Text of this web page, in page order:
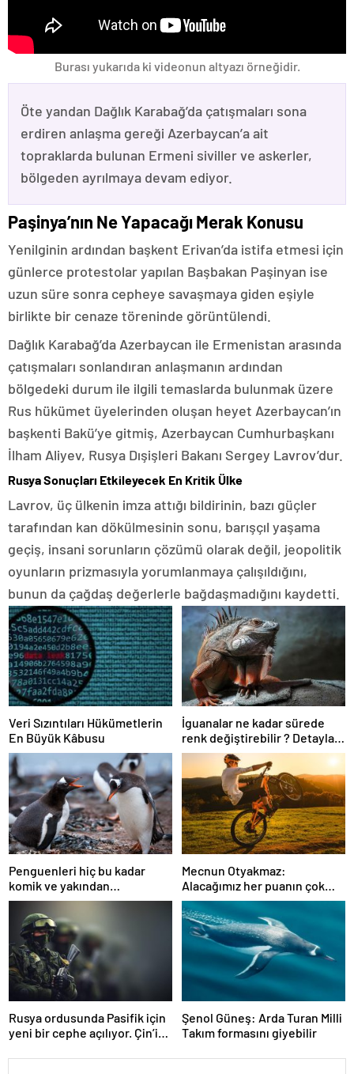
Burası yukarıda ki videonun altyazı örneğidir.
Öte yandan Dağlık Karabağ’da çatışmaları sona
erdiren anlaşma gereği Azerbaycan’a ait
topraklarda bulunan Ermeni siviller ve askerler,
bölgeden ayrılmaya devam ediyor.
Paşinya’nın Ne Yapacağı Merak Konusu
Yenilginin ardından başkent Erivan’da istifa etmesi için
günlerce protestolar yapılan Başbakan Paşinyan ise
uzun süre sonra cepheye savaşmaya giden eşiyle
birlikte bir cenaze töreninde görüntülendi.
Dağlık Karabağ’da Azerbaycan ile Ermenistan arasında
çatışmaları sonlandıran anlaşmanın ardından
bölgedeki durum ile ilgili temaslarda bulunmak üzere
Rus hükümet üyelerinden oluşan heyet Azerbaycan’ın
başkenti Bakü’ye gitmiş, Azerbaycan Cumhurbaşkanı
İlham Aliyev, Rusya Dışişleri Bakanı Sergey Lavrov’dur.
Rusya Sonuçları Etkileyecek En Kritik Ülke
Lavrov, üç ülkenin imza attığı bildirinin, bazı güçler
tarafından kan dökülmesinin sonu, barışçıl yaşama
geçiş, insani sorunların çözümü olarak değil, jeopolitik
oyunların prizmasıyla yorumlanmaya çalışıldığını,
bunun da çağdaş değerlerle bağdaşmadığını kaydetti.
Veri Sızıntıları Hükümetlerin
En Büyük Kâbusu
İguanalar ne kadar sürede
renk değiştirebilir ? Detaylar
burada…
Penguenleri hiç bu kadar
komik ve yakından
görmemiştiniz
Mecnun Otyakmaz:
Alacağımız her puanın çok
önemi var
Rusya ordusunda Pasifik için
yeni bir cephe açılıyor. Çin’in
Şenol Güneş: Arda Turan Milli
Takım formasını giyebilir